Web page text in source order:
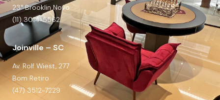
23° Brooklin Novo
(11) 3014-5562
Joinville – SC
Av. Rolf Wiest, 277
Bom Retiro
(47) 3512-7229